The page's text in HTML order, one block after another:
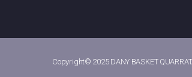
Copyright© 2025 DANY BASKET